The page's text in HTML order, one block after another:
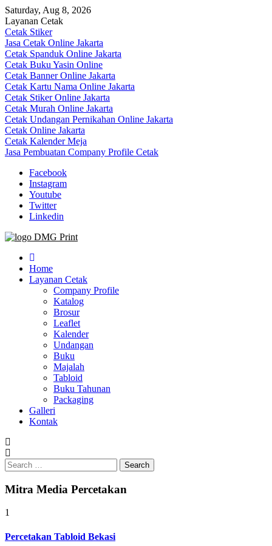
Skip
to
content
Saturday, Aug 8, 2026
Layanan Cetak
Cetak Stiker
Jasa Cetak Online Jakarta
Cetak Spanduk Online Jakarta
Cetak Buku Yasin Online
Cetak Banner Online Jakarta
Cetak Kartu Nama Online Jakarta
Cetak Stiker Online Jakarta
Cetak Murah Online Jakarta
Cetak Undangan Pernikahan Online Jakarta
Cetak Online Jakarta
Cetak Kalender Meja
Jasa Pembuatan Company Profile Cetak
Facebook
Instagram
Youtube
Twitter
Linkedin
Jasa Cetak Online DMG Printing
Home
Layanan Cetak
Company Profile
Katalog
Brosur
Leaflet
Kalender
Undangan
Buku
Majalah
Tabloid
Buku Tahunan
Packaging
Galleri
Kontak
Search
for:
Mitra Media Percetakan
1
Percetakan Tabloid Bekasi